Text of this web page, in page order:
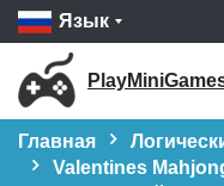
Язык
Главная
Valentines